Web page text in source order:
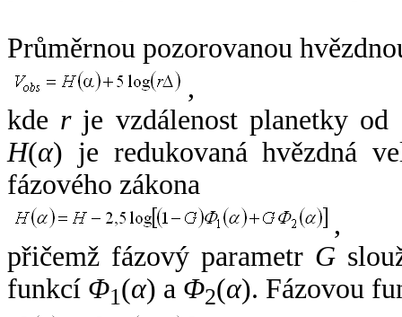
Průměrnou pozorovanou
,
kde rje vzdálenost planetky od
H(α) je redukovaná hvězdná
fázového zákona
,
přičemž fázový parametr G
funkcí Φ1(α) a Φ2(α). Fázovou